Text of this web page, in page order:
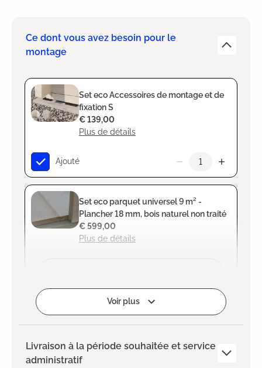
Ce dont vous avez besoin pour le
montage
Set eco Accessoires de montage et de
fixation S
Plus de détails
€ 139,00
Ajouté
Set eco parquet universel 9 m² -
Plancher 18 mm, bois naturel non traité
Plus de détails
€ 599,00
Voir plus
Livraison à la période souhaitée et service
administratif